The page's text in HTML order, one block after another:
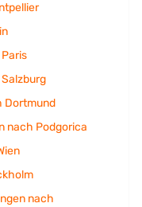
Dortmund
nach Podgorica
nach